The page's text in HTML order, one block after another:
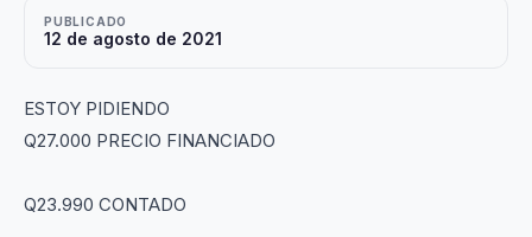
PUBLICADO
12 de agosto de 2021
ESTOY PIDIENDO
Q27.000 PRECIO FINANCIADO
Q23.990 CONTADO